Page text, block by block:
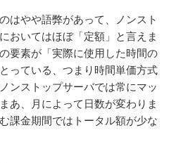
はやや語弊があって、ノンスト
おいてはほぼ「定額」と言えま
要素が「実際に使用した時間の
っている、つまり時間単価方式
ンストップサーバでは常にマッ
あ、月によって日数が変わりま
課金期間ではトータル額が少な